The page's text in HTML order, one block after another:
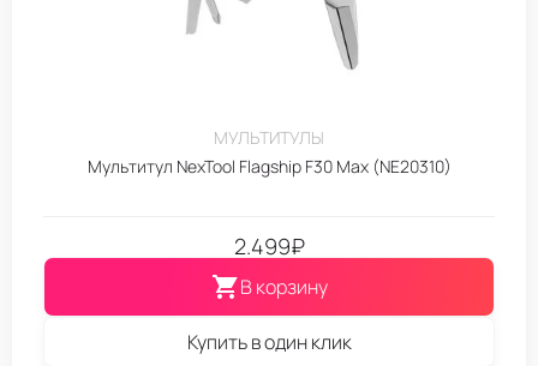
МУЛЬТИТУЛЫ
Мультитул NexTool Flagship F30 Max (NE20310)
2.499₽
В корзину
Купить в один клик